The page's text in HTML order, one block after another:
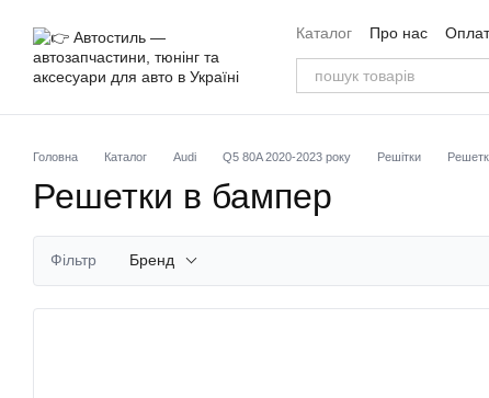
Каталог
Про нас
Угода користувача
Головна Каталог Audi Q5 80A 2020-2023 року Решітки
Решетки в бампер
Фільтр Бренд